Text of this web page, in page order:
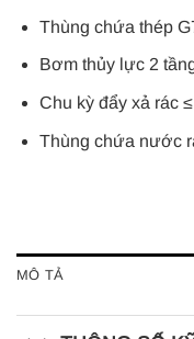
Thùng chứa thép
Bơm thủy lực 2
Chu kỳ đẩy xả rác
Thùng chứa nước
MÔ TẢ